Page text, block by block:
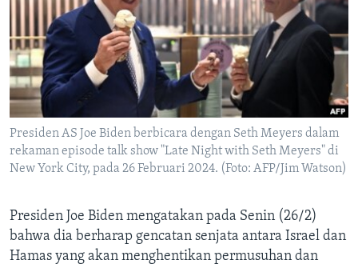
Bahasa-bahasa
Presiden AS Joe Biden berbicara dengan Seth Meyers dalam
rekaman episode talk show "Late Night with Seth Meyers" di
New York City, pada 26 Februari 2024. (Foto: AFP/Jim Watson)
Presiden Joe Biden mengatakan pada Senin (26/2)
bahwa dia berharap gencatan senjata antara Israel dan
Hamas yang akan menghentikan permusuhan dan